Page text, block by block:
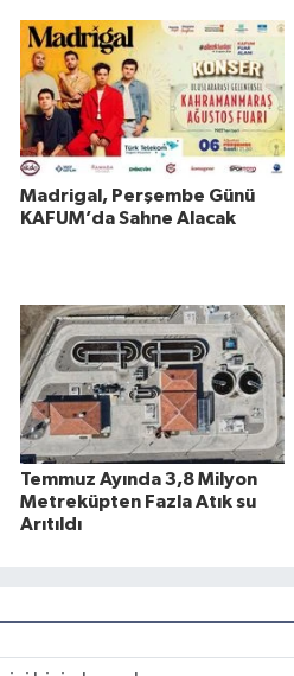
Madrigal, Perşembe Günü
KAFUM’da Sahne Alacak
Temmuz Ayında 3,8 Milyon
Metreküpten Fazla Atık su
Arıtıldı